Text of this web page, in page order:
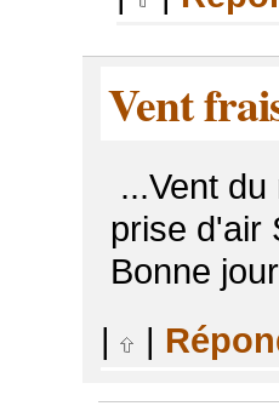
Vent
...Vent
prise d'air
Bonne
|
|